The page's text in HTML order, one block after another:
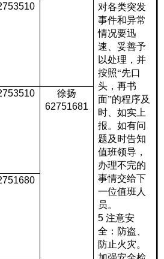
对各类突发
事件和异常
情况要迅
速、妥善予
以处理，并
按照“先口
头，再书
面”的程序及
时、如实上
报。如有问
题及时告知
值班领导，
办理不完的
事情交给下
一位值班人
员。
5 注意安
全：防盗、
防止火灾。
徐扬
62751681